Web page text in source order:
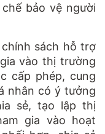
bảo vệ người
sách hỗ trợ
vào thị trường
cấp phép, cung
nhân có ý tưởng
sẻ, tạo lập thị
gia vào hoạt